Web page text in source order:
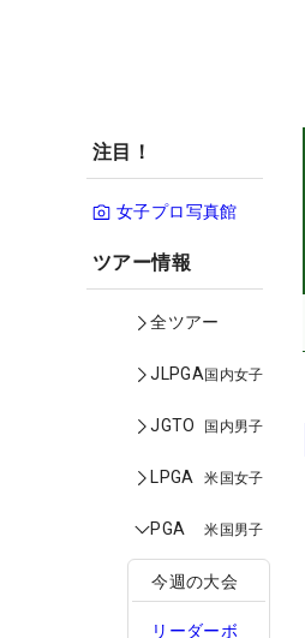
注目！
女子プロ写真館
ツアー情報
全ツアー
JLPGA国内女子
JGTO 国内男子
LPGA 米国女子
PGA 米国男子
今週の大会
リーダーボ